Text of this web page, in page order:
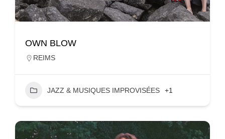
OWN BLOW
REIMS
JAZZ & MUSIQUES IMPROVISÉES +1